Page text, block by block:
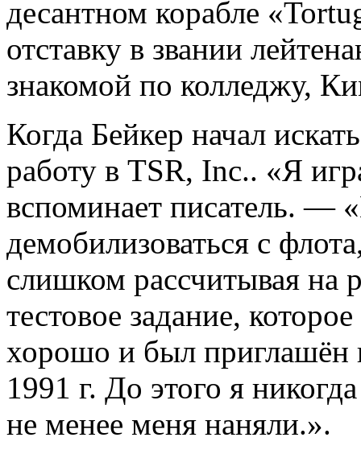
десантном корабле
отставку в звании
знакомой по колледжу,
Когда Бейкер начал
работу в TSR, Inc.. «Я
вспоминает писатель. —
демобилизоваться с
слишком рассчитывая на
тестовое задание,
хорошо и был приглашён
1991 г. До этого я
не менее меня наняли.».